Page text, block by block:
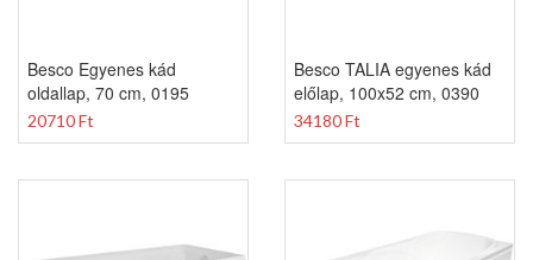
Besco Egyenes kád
oldallap, 70 cm, 0195
20710 Ft
Besco TALIA egyenes kád
előlap, 100x52 cm, 0390
34180 Ft